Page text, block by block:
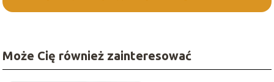
Może Cię również zainteresować